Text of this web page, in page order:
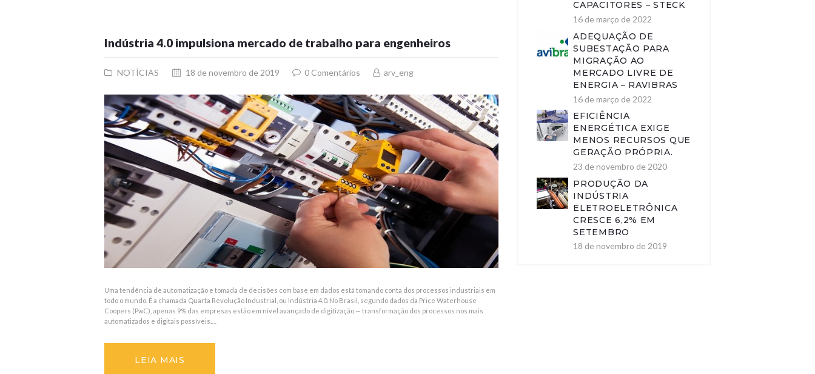
Indústria 4.0 impulsiona mercado de trabalho para engenheiros
NOTÍCIAS 18 de novembro de 2019 0 Comentários arv_eng
Uma tendência de automatização e tomada de decisões com base em dados está tomando conta dos processos industriais em
todo o mundo. É a chamada Quarta Revolução Industrial, ou Indústria 4.0. No Brasil, segundo dados da Price Waterhouse
Coopers (PwC), apenas 9% das empresas estão em nível avançado de digitização — transformação dos processos nos mais
automatizados e digitais possíveis.…
LEIA MAIS
CAPACITORES – STECK
16 de março de 2022
ADEQUAÇÃO DE
SUBESTAÇÃO PARA
MIGRAÇÃO AO
MERCADO LIVRE DE
ENERGIA – RAVIBRAS
16 de março de 2022
EFICIÊNCIA
ENERGÉTICA EXIGE
MENOS RECURSOS QUE
GERAÇÃO PRÓPRIA.
23 de novembro de 2020
PRODUÇÃO DA
INDÚSTRIA
ELETROELETRÔNICA
CRESCE 6,2% EM
SETEMBRO
18 de novembro de 2019